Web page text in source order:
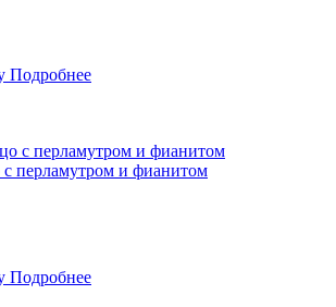
Подробнее
с перламутром и фианитом
Подробнее